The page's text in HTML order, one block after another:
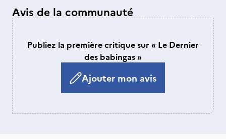
Avis de la communauté
Publiez la première critique sur « Le Dernier
des babingas »
Ajouter mon avis